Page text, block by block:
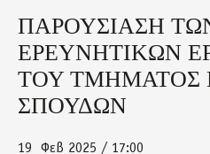
Back
to
top
ΠΑΡΟΥΣΙΑΣΗ
ΕΡΕΥΝΗΤΙΚΩΝ
ΤΟΥ ΤΜΗΜΑΤΟΣ
ΣΠΟΥΔΩΝ
19
Φεβ 2025 / 17:00